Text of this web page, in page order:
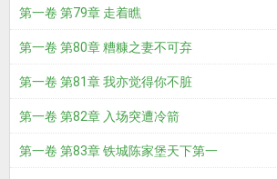
第一卷 第79章 走着瞧
第一卷 第80章 糟糠之妻不可弃
第一卷 第81章 我亦觉得你不脏
第一卷 第82章 入场突遭冷箭
第一卷 第83章 铁城陈家堡天下第一